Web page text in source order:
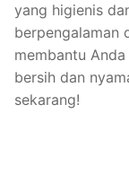
yang higienis
berpengalaman
membantu
bersih dan
sekarang!